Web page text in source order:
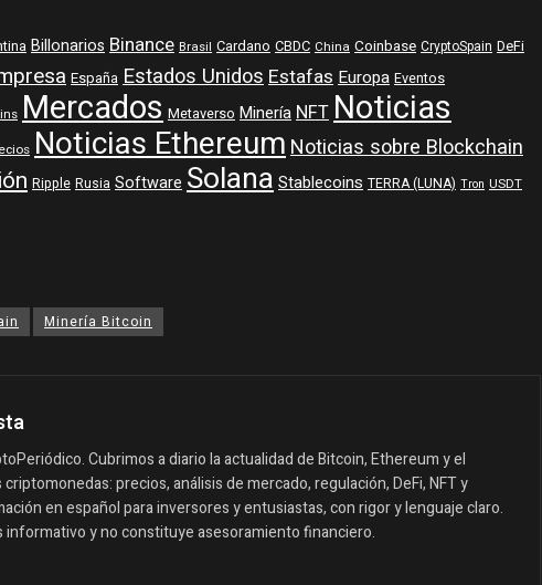
Billonarios Binance Brasil Cardano CBDC China Coinbase CryptoSpain DeFi
España Estados Unidos Estafas Europa Eventos
Mercados Metaverso Minería NFTNoticias
Noticias EthereumNoticias sobre Blockchain
Ripple Rusia Software Solana Stablecoins TERRA (LUNA) Tron USDT
Minería Bitcoin
Cubrimos a diario la actualidad de Bitcoin, Ethereum y el
precios, análisis de mercado, regulación, DeFi, NFT y
en español para inversores y entusiastas, con rigor y lenguaje claro.
informativo y no constituye asesoramiento financiero.